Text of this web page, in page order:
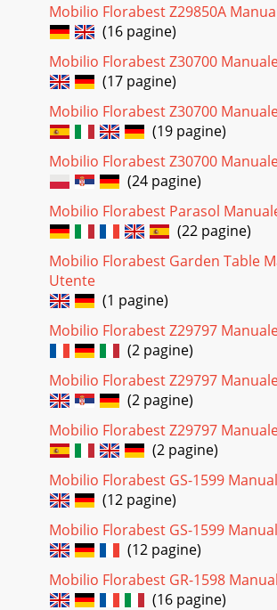
Mobilio Florabest Z29850A
(16 pagine)
Mobilio Florabest Z30700
(17 pagine)
Mobilio Florabest Z30700
(19 pagine)
Mobilio Florabest Z30700
(24 pagine)
Mobilio Florabest Parasol
(22 pagine)
Mobilio Florabest Garden Table
Utente
(1 pagine)
Mobilio Florabest Z29797
(2 pagine)
Mobilio Florabest Z29797
(2 pagine)
Mobilio Florabest Z29797
(2 pagine)
Mobilio Florabest GS-1599
(12 pagine)
Mobilio Florabest GS-1599
(12 pagine)
Mobilio Florabest GR-1598
(16 pagine)